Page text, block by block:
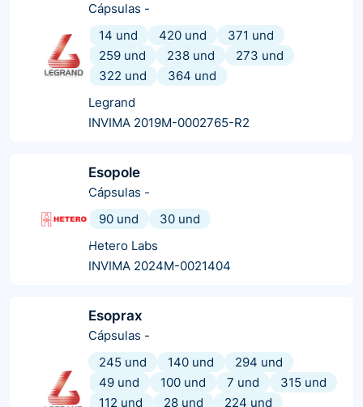
Cápsulas -
14 und
420 und
371 und
259 und
238 und
273 und
322 und
364 und
Legrand
INVIMA 2019M-0002765-R2
Esopole
Cápsulas -
90 und
30 und
Hetero Labs
INVIMA 2024M-0021404
Esoprax
Cápsulas -
245 und
140 und
294 und
49 und
100 und 7 und
315 und
112 und
28 und
224 und